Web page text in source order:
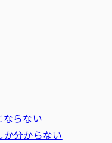
らない
分からない